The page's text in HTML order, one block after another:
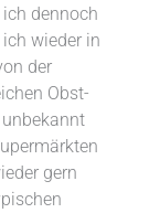
dennoch
wieder in
der
Obst-
gern